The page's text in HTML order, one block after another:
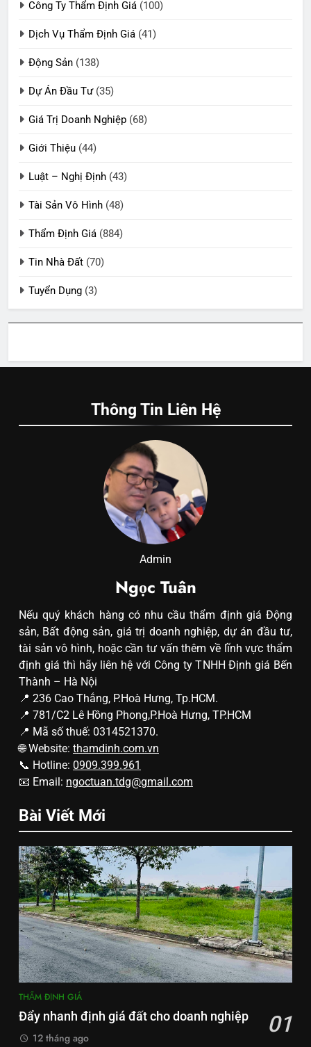
Công Ty Thẩm Định Giá (100)
Dịch Vụ Thẩm Định Giá (41)
Động Sản (138)
Dự Án Đầu Tư(35)
Giá Trị Doanh Nghiệp (68)
Giới Thiệu (44)
Luật – Nghị Định (43)
Tài Sản Vô Hình (48)
Thẩm Định Giá (884)
Tin Nhà Đất (70)
Tuyển Dụng (3)
Thông Tin Liên Hệ
Admin
Ngọc Tuân
Nếu quý khách hàng có nhu cầu thẩm định giá Động
sản, Bất động sản, giá trị doanh nghiệp, dự án đầu tư,
tài sản vô hình, hoặc cần tư vấn thêm về lĩnh vực thẩm
định giá thì hãy liên hệ với Công ty TNHH Định giá Bến
Thành – Hà Nội
📍 236 Cao Thắng, P.Hoà Hưng, Tp.HCM.
📍 781/C2 Lê Hồng Phong,P.Hoà Hưng, TP.HCM
📍 Mã số thuế: 0314521370.
🌐 Website: thamdinh.com.vn
📞 Hotline: 0909.399.961
📧 Email: ngoctuan.tdg@gmail.com
Bài Viết Mới
THẨM ĐỊNH GIÁ
Đẩy nhanh định giá đất cho doanh nghiệp 01
12 tháng ago